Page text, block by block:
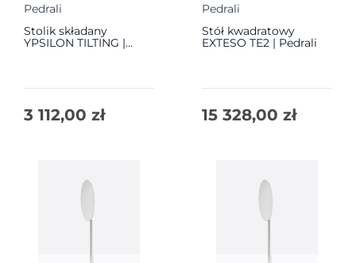
Pedrali
Stolik składany
YPSILON TILTING |
3 112,00 zł
Pedrali
Stół kwadratowy
EXTESO TE2 | Pedrali
15 328,00 zł